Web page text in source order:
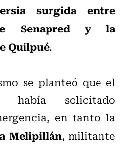
surgida entre
Senapred y la
Quilpué.
se planteó que el
había solicitado
en tanto la
Melipillán, militante